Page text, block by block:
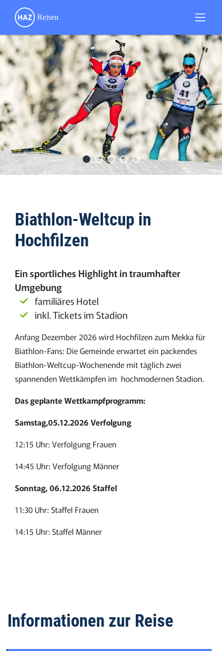
Biathlon-Weltcup in
Hochfilzen
Ein sportliches Highlight in traumhafter
Umgebung
familiäres Hotel
inkl. Tickets im Stadion
Anfang Dezember 2026 wird Hochfilzen zum Mekka für
Biathlon-Fans: Die Gemeinde erwartet ein packendes
Biathlon-Weltcup-Wochenende mit täglich zwei
spannenden Wettkämpfen im hochmodernen Stadion.
Das geplante Wettkampfprogramm:
Samstag,05.12.2026 Verfolgung
12:15 Uhr: Verfolgung Frauen
14:45 Uhr: Verfolgung Männer
Sonntag, 06.12.2026 Staffel
11:30 Uhr: Staffel Frauen
14:15 Uhr: Staffel Männer
Informationen zur Reise